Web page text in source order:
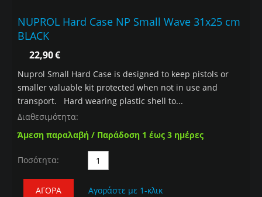
NUPROL Hard Case NP Small Wave 31x25 cm
BLACK
22,90€
Nuprol Small Hard Case is designed to keep pistols or
smaller valuable kit protected when not in use and
transport. Hard wearing plastic shell to...
Διαθεσιμότητα:
Άμεση παραλαβή / Παράδοση 1 έως 3 ημέρες
Ποσότητα:
ΑΓΟΡΆ Αγοράστε με 1-κλικ